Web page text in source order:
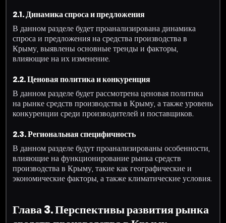
2.1. Динамика спроса и предложения
В данном разделе будет проанализирована динамика
спроса и предложения на средства производства в
Крыму, выявлены основные тренды и факторы,
влияющие на их изменение.
2.2. Ценовая политика и конкуренция
В данном разделе будет рассмотрена ценовая политика
на рынке средств производства в Крыму, а также уровень
конкуренции среди производителей и поставщиков.
2.3. Региональная специфичность
В данном разделе будут проанализированы особенности,
влияющие на функционирование рынка средств
производства в Крыму, такие как географические и
экономические факторы, а также климатические условия.
Глава 3. Перспективы развития рынка